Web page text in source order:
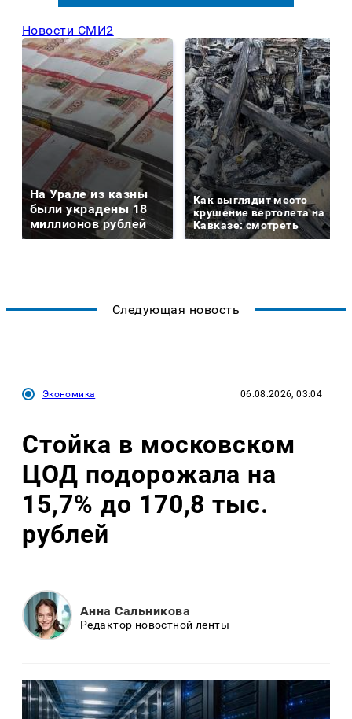
Новости СМИ2
На Урале из казны
были украдены 18
миллионов рублей
Как выглядит место
крушение вертолета на
Кавказе: смотреть
Следующая новость
Экономика 06.08.2026, 03:04
Стойка в московском
ЦОД подорожала на
15,7% до 170,8 тыс.
рублей
Анна Сальникова
Редактор новостной ленты